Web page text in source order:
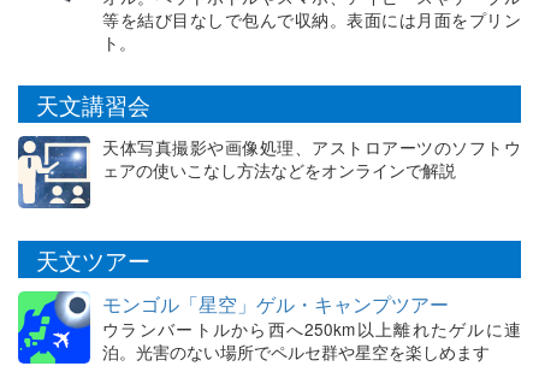
等を結び目なしで包んで収納。表面には月面をプリン
ト。
天文講習会
天体写真撮影や画像処理、アストロアーツのソフトウ
ェアの使いこなし方法などをオンラインで解説
天文ツアー
モンゴル「星空」ゲル・キャンプツアー
ウランバートルから西へ250km以上離れたゲルに連
泊。光害のない場所でペルセ群や星空を楽しめます